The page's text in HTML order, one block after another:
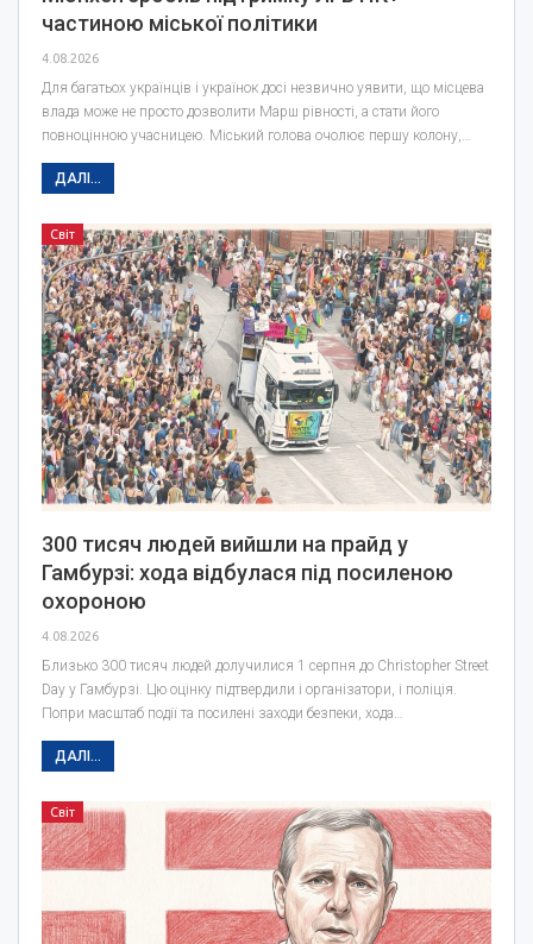
частиною міської політики
4.08.2026
Для багатьох українців і українок досі незвично уявити, що місцева
влада може не просто дозволити Марш рівності, а стати його
повноцінною учасницею. Міський голова очолює першу колону,…
ДАЛІ...
Світ
300 тисяч людей вийшли на прайд у
Гамбурзі: хода відбулася під посиленою
охороною
4.08.2026
Близько 300 тисяч людей долучилися 1 серпня до Christopher Street
Day у Гамбурзі. Цю оцінку підтвердили і організатори, і поліція.
Попри масштаб події та посилені заходи безпеки, хода…
ДАЛІ...
Світ